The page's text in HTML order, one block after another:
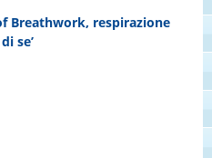
Breathwork, respirazione
se’